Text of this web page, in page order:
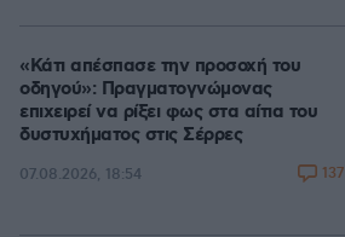
«Κάτι απέσπασε την προσοχή του
οδηγού»: Πραγματογνώμονας
επιχειρεί να ρίξει φως στα αίτια του
δυστυχήματος στις Σέρρες
07.08.2026, 18:54 137